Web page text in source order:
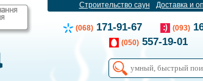
Строительство саун Доставка и
(068) 171-91-67 (093)
(050) 557-19-01